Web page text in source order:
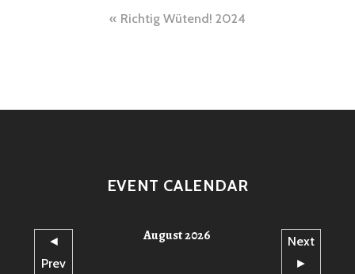
Beitragsnavigation
Richtig Wütend! 2024
EVENT CALENDAR
◄
Prev
August 2026
Next
►